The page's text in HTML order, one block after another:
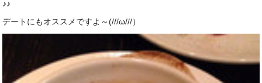
♪♪
デートにもオススメですよ～(///ω///）